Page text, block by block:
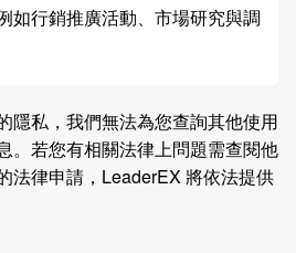
如行銷推廣活動、市場研究與調
隱私，我們無法為您查詢其他使用
。若您有相關法律上問題需查閱他
法律申請，LeaderEX 將依法提供